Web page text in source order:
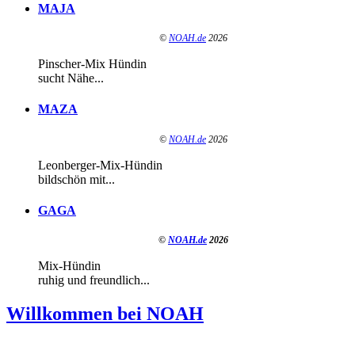
MAJA
© NOAH.de 2026
Pinscher-Mix Hündin
sucht Nähe...
MAZA
© NOAH.de 2026
Leonberger-Mix-Hündin
bildschön mit...
GAGA
© NOAH.de 2026
Mix-Hündin
ruhig und freundlich...
Willkommen bei NOAH